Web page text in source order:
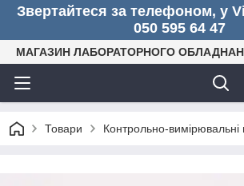
Звертайтеся за телефоном, у
050 595 64 47
МАГАЗИН ЛАБОРАТОРНОГО
Товари Контрольно-вимірювальні